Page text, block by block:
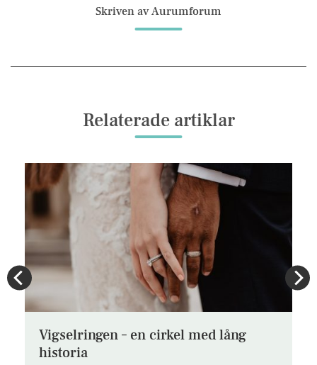
Skriven av Aurumforum
Relaterade artiklar
Vigselringen – en cirkel med lång
historia